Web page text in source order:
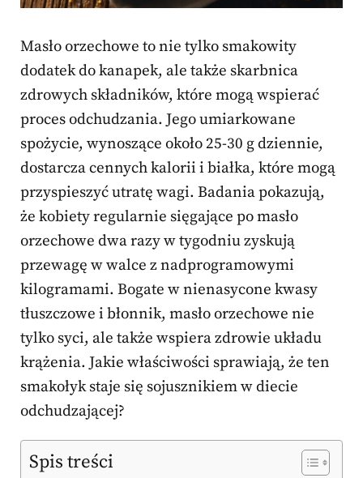
Masło orzechowe to nie tylko smakowity
dodatek do kanapek, ale także skarbnica
zdrowych składników, które mogą wspierać
proces odchudzania. Jego umiarkowane
spożycie, wynoszące około 25-30 g dziennie,
dostarcza cennych kalorii i białka, które mogą
przyspieszyć utratę wagi. Badania pokazują,
że kobiety regularnie sięgające po masło
orzechowe dwa razy w tygodniu zyskują
przewagę w walce z nadprogramowymi
kilogramami. Bogate w nienasycone kwasy
tłuszczowe i błonnik, masło orzechowe nie
tylko syci, ale także wspiera zdrowie układu
krążenia. Jakie właściwości sprawiają, że ten
smakołyk staje się sojusznikiem w diecie
odchudzającej?
Spis treści